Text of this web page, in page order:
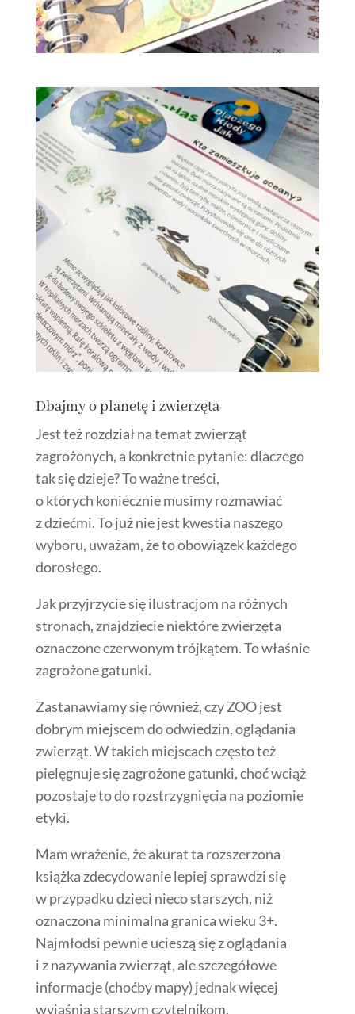
Dbajmy o planetę i zwierzęta
Jest też rozdział na temat zwierząt
zagrożonych, a konkretnie pytanie: dlaczego
tak się dzieje? To ważne treści,
o których koniecznie musimy rozmawiać
z dziećmi. To już nie jest kwestia naszego
wyboru, uważam, że to obowiązek każdego
dorosłego.
Jak przyjrzycie się ilustracjom na różnych
stronach, znajdziecie niektóre zwierzęta
oznaczone czerwonym trójkątem. To właśnie
zagrożone gatunki.
Zastanawiamy się również, czy ZOO jest
dobrym miejscem do odwiedzin, oglądania
zwierząt. W takich miejscach często też
pielęgnuje się zagrożone gatunki, choć wciąż
pozostaje to do rozstrzygnięcia na poziomie
etyki.
Mam wrażenie, że akurat ta rozszerzona
książka zdecydowanie lepiej sprawdzi się
w przypadku dzieci nieco starszych, niż
oznaczona minimalna granica wieku 3+.
Najmłodsi pewnie ucieszą się z oglądania
i z nazywania zwierząt, ale szczegółowe
informacje (choćby mapy) jednak więcej
wyjaśnią starszym czytelnikom.